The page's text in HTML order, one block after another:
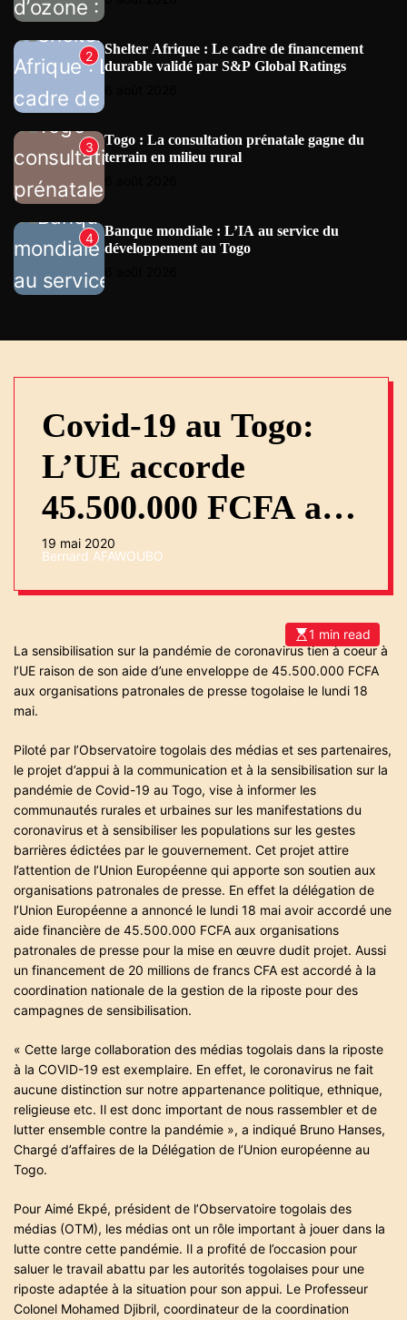
W
S
2
Shelter Afrique : Le cadre de financement
durable validé par S&P Global Ratings
3
Togo : La consultation prénatale gagne du
terrain en milieu rural
4
Banque mondiale : L’IA au service du
développement au Togo
Covid-19 au Togo:
L’UE accorde
45.500.000 FCFA aux
organisations
patronales de presse
19 mai 2020
Bernard AFAWOUBO
E
s
t
i
m
r
e
a
t
i
m
e
1 min read
La sensibilisation sur la pandémie de coronavirus tien à coeur à
l’UE raison de son aide d’une enveloppe de 45.500.000 FCFA
aux organisations patronales de presse togolaise le lundi 18
mai.
Piloté par l’Observatoire togolais des médias et ses partenaires,
le projet d’appui à la communication et à la sensibilisation sur la
pandémie de Covid-19 au Togo, vise à informer les
communautés rurales et urbaines sur les manifestations du
coronavirus et à sensibiliser les populations sur les gestes
barrières édictées par le gouvernement. Cet projet attire
l’attention de l’Union Européenne qui apporte son soutien aux
organisations patronales de presse. En effet la délégation de
l’Union Européenne a annoncé le lundi 18 mai avoir accordé une
aide financière de 45.500.000 FCFA aux organisations
patronales de presse pour la mise en œuvre dudit projet. Aussi
un financement de 20 millions de francs CFA est accordé à la
coordination nationale de la gestion de la riposte pour des
campagnes de sensibilisation.
« Cette large collaboration des médias togolais dans la riposte
à la COVID-19 est exemplaire. En effet, le coronavirus ne fait
aucune distinction sur notre appartenance politique, ethnique,
religieuse etc. Il est donc important de nous rassembler et de
lutter ensemble contre la pandémie », a indiqué Bruno Hanses,
Chargé d’affaires de la Délégation de l’Union européenne au
Togo.
Pour Aimé Ekpé, président de l’Observatoire togolais des
médias (OTM), les médias ont un rôle important à jouer dans la
lutte contre cette pandémie. Il a profité de l’occasion pour
saluer le travail abattu par les autorités togolaises pour une
riposte adaptée à la situation pour son appui. Le Professeur
Colonel Mohamed Djibril, coordinateur de la coordination